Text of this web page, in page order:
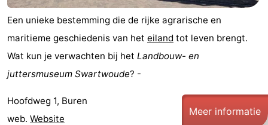
Een unieke bestemming die de rijke agrarische en
maritieme geschiedenis van het eiland tot leven brengt.
Wat kun je verwachten bij het Landbouw- en
juttersmuseum Swartwoude? -
Hoofdweg 1, Buren
web. Website
Meer informatie